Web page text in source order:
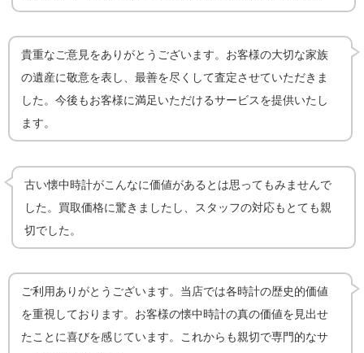
貴重なご意見をありがとうございます。お客様の大切な家族
の遺産に敬意を表し、最善を尽くして査定させていただきま
した。今後もお客様に満足いただけるサービスを提供いたし
ます。
古い懐中時計がこんなに価値があるとは思ってもみませんで
した。買取価格に驚きましたし、スタッフの対応もとても親
切でした。
ご利用ありがとうございます。当店では各時計の歴史的価値
を重視しております。お客様の懐中時計の真の価値を見出せ
たことに喜びを感じています。これからも親切で専門的なサ